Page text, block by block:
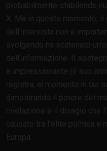
probabilmente stabilendo
X. Ma in questo momento,
dell'intervista non è
svolgendo ha scatenato
dell'informazione. Il
è impressionante (il suo
registra, al momento in cui
dimostrando il potere dei
rivelazione è il disagio che
causato tra l'élite politica e
Europa.